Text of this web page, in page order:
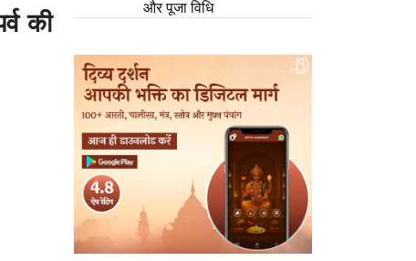
की
और पूजा विधि